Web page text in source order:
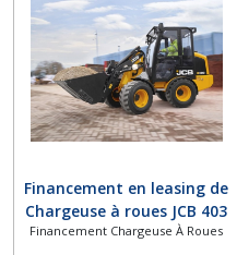
Financement en leasing de
Chargeuse à roues JCB 403
Financement Chargeuse À Roues